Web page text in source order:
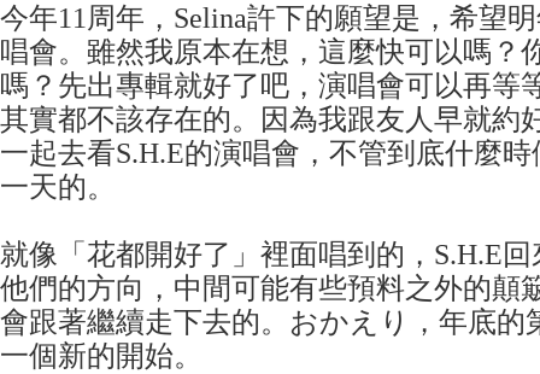
今年11周年，Selina許下的願望是，希望
唱會。雖然我原本在想，這麼快可以嗎？
嗎？先出專輯就好了吧，演唱會可以再等
其實都不該存在的。因為我跟友人早就約
一起去看S.H.E的演唱會，不管到底什麼
一天的。
就像「花都開好了」裡面唱到的，S.H.E
他們的方向，中間可能有些預料之外的顛
會跟著繼續走下去的。おかえり，年底的
一個新的開始。